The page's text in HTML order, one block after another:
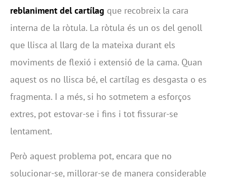
reblaniment del cartílag que recobreix la cara
interna de la ròtula. La ròtula és un os del genoll
que llisca al llarg de la mateixa durant els
moviments de flexió i extensió de la cama. Quan
aquest os no llisca bé, el cartílag es desgasta o es
fragmenta. I a més, si ho sotmetem a esforços
extres, pot estovar-se i fins i tot fissurar-se
lentament.
Però aquest problema pot, encara que no
solucionar-se, millorar-se de manera considerable